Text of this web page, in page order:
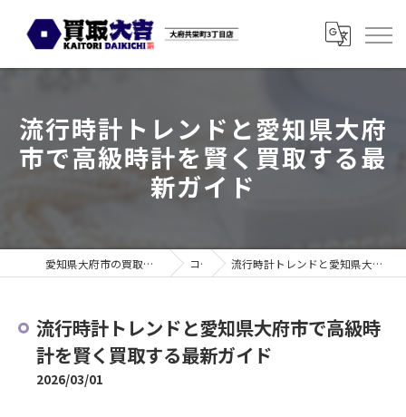
流行時計トレンドと愛知県大府
市で高級時計を賢く買取する最
新ガイド
愛知県大府市の買取なら買取大吉 大府共栄町3丁目店 コラム 流行時計トレンドと愛知県大府市で高級時計を賢く買取する最新ガイド
流行時計トレンドと愛知県大府市で高級時
計を賢く買取する最新ガイド
2026/03/01